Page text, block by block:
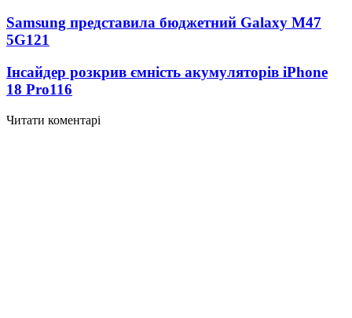
Samsung представила бюджетний Galaxy M47
5G121
Інсайдер розкрив ємність акумуляторів iPhone
18 Pro116
Читати коментарі